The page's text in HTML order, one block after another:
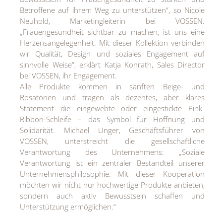
Betroffene auf ihrem Weg zu unterstützen“, so Nicole
Neuhold, Marketingleiterin bei VOSSEN.
„Frauengesundheit sichtbar zu machen, ist uns eine
Herzensangelegenheit. Mit dieser Kollektion verbinden
wir Qualität, Design und soziales Engagement auf
sinnvolle Weise“, erklärt Katja Konrath, Sales Director
bei VOSSEN, ihr Engagement.
Alle Produkte kommen in sanften Beige- und
Rosatönen und tragen als dezentes, aber klares
Statement die eingewebte oder eingestickte Pink-
Ribbon-Schleife – das Symbol für Hoffnung und
Solidarität. Michael Unger, Geschäftsführer von
VOSSEN, unterstreicht die gesellschaftliche
Verantwortung des Unternehmens: „Soziale
Verantwortung ist ein zentraler Bestandteil unserer
Unternehmensphilosophie. Mit dieser Kooperation
möchten wir nicht nur hochwertige Produkte anbieten,
sondern auch aktiv Bewusstsein schaffen und
Unterstützung ermöglichen.“